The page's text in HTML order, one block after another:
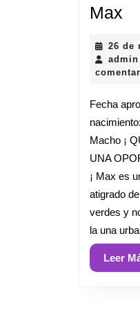
Max
26 de
admin
Fecha
Macho ¡
UNA
¡ Max es
atigrado
verdes y
la una
Leer